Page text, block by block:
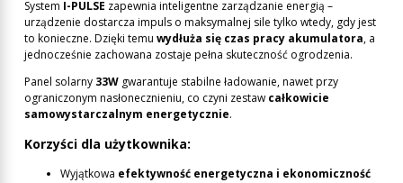
System I-PULSE zapewnia inteligentne zarządzanie energią –
urządzenie dostarcza impuls o maksymalnej sile tylko wtedy, gdy jest
to konieczne. Dzięki temu wydłuża się czas pracy akumulatora, a
jednocześnie zachowana zostaje pełna skuteczność ogrodzenia.
Panel solarny 33W gwarantuje stabilne ładowanie, nawet przy
ograniczonym nasłonecznieniu, co czyni zestaw całkowicie
samowystarczalnym energetycznie.
Korzyści dla użytkownika:
Wyjątkowa efektywność energetyczna i ekonomiczność